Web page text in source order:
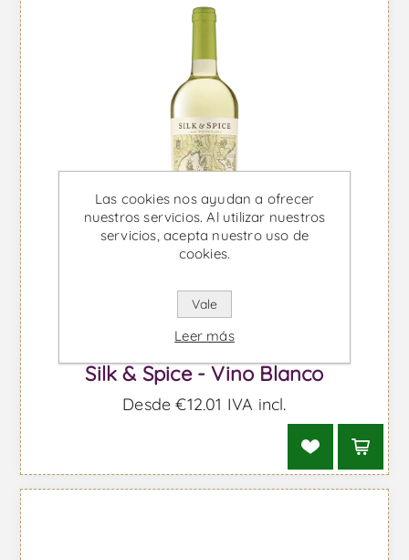
Silk & Spice - Vino Blanco
Desde €12,01 IVA incl.
Las cookies nos ayudan a ofrecer
nuestros servicios. Al utilizar nuestros
servicios, acepta nuestro uso de
cookies.
Vale
Leer más